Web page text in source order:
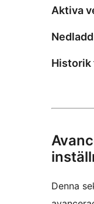
Aktiva
Historik
Denna